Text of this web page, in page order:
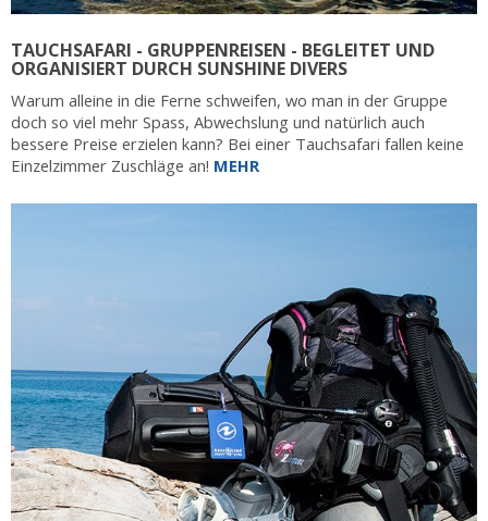
TAUCHSAFARI - GRUPPENREISEN - BEGLEITET UND
ORGANISIERT DURCH SUNSHINE DIVERS
Warum alleine in die Ferne schweifen, wo man in der Gruppe
doch so viel mehr Spass, Abwechslung und natürlich auch
bessere Preise erzielen kann? Bei einer Tauchsafari fallen keine
Einzelzimmer Zuschläge an! MEHR